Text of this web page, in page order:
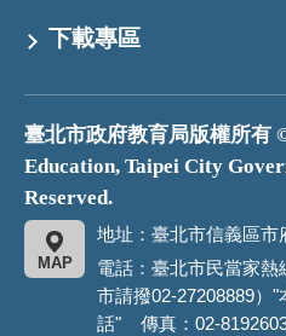
下載專區
臺北市政府教育局版權所有
Education, Taipei City
Reserved.
地址：臺北市信義區市
MAP
電話：臺北市民當家熱
市請撥02-27208889）
話" 傳真：02-